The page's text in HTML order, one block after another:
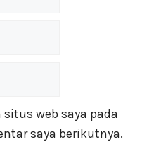
web saya pada
saya berikutnya.